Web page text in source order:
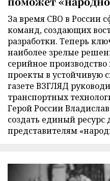
За время СВО в России
команд, создающих
разработки. Теперь
наиболее зрелые
серийное
проекты в устойчивую
газете ВЗГЛЯД
транспортных
Герой России
создать единый
представителям